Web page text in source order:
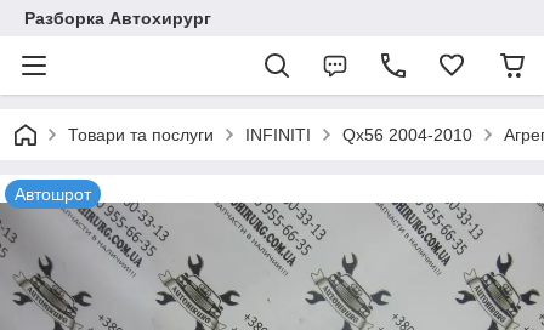
Разборка Автохирург
Товари та послуги INFINITI Qx56 2004-2010
Автошрот